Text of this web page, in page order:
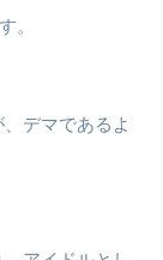
。
デマであるよ